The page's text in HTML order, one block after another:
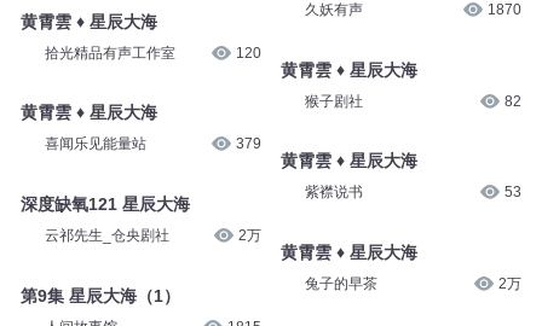
黄霄雲 ♦ 星辰大海
拾光精品有声工作室 120
黄霄雲 ♦ 星辰大海
喜闻乐见能量站 379
深度缺氧121 星辰大海
云祁先生_仓央剧社 2万
第9集 星辰大海（1）
久妖有声 1870
黄霄雲 ♦ 星辰大海
猴子剧社 82
黄霄雲 ♦ 星辰大海
紫襟说书 53
黄霄雲 ♦ 星辰大海
兔子的早茶 2万